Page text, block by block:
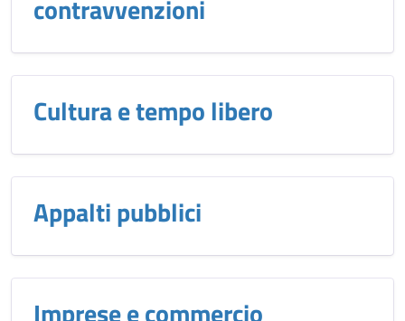
contravvenzioni
Cultura e tempo libero
Appalti pubblici